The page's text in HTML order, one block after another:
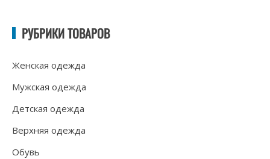
РУБРИКИ ТОВАРОВ
Женская одежда
Мужская одежда
Детская одежда
Верхняя одежда
Обувь